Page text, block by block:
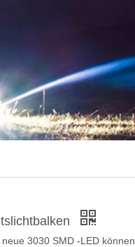
3030 SMD -LED können